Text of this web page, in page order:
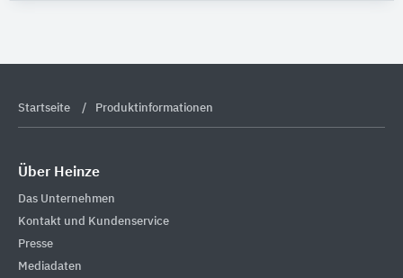
Startseite Produktinformationen
Über Heinze
Das Unternehmen
Kontakt und Kundenservice
Presse
Mediadaten